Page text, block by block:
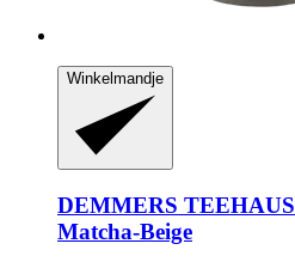
Winkelmandje
DEMMERS TEEHAUS
Matcha-​Beige